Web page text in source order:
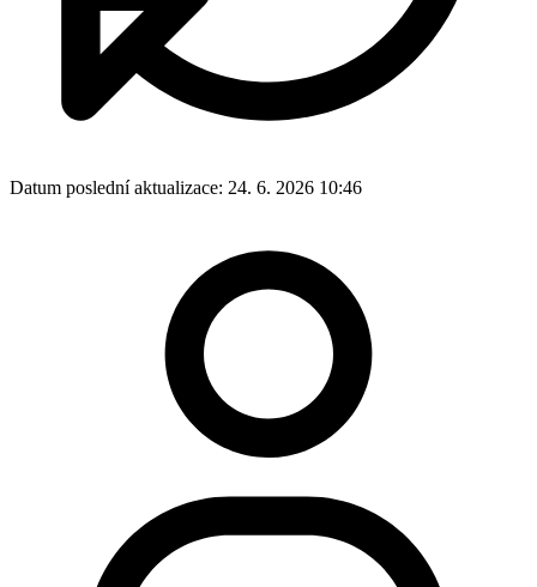
Datum poslední aktualizace: 24. 6. 2026 10:46